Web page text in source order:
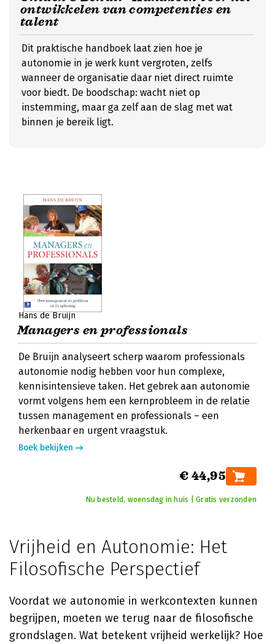
ontwikkelen van competenties en
talent
Dit praktische handboek laat zien hoe je
autonomie in je werk kunt vergroten, zelfs
wanneer de organisatie daar niet direct ruimte
voor biedt. De boodschap: wacht niet op
instemming, maar ga zelf aan de slag met wat
binnen je bereik ligt.
Hans de Bruijn
Managers en professionals
De Bruijn analyseert scherp waarom professionals
autonomie nodig hebben voor hun complexe,
kennisintensieve taken. Het gebrek aan autonomie
vormt volgens hem een kernprobleem in de relatie
tussen management en professionals – een
herkenbaar en urgent vraagstuk.
Boek bekijken
€ 44,95
Nu besteld, woensdag in huis | Gratis verzonden
Vrijheid en Autonomie: Het
Filosofische Perspectief
Voordat we autonomie in werkcontexten kunnen
begrijpen, moeten we terug naar de filosofische
grondslagen. Wat betekent vrijheid werkelijk? Hoe